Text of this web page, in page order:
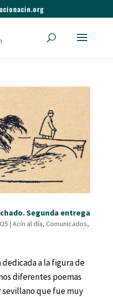
Segunda entrega
| Acín al día, Comunicados,
a la figura de
diferentes poemas
que fue muy